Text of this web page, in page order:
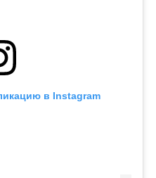
в Instagram